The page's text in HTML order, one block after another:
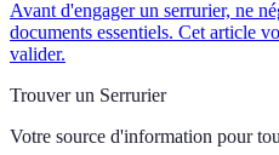
Avant d'engager un serrurier, ne
documents essentiels. Cet article
valider.
Trouver un Serrurier
Votre source d'information pour